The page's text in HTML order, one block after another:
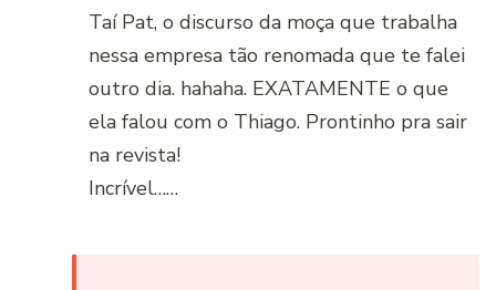
Taí Pat, o discurso da moça que trabalha
nessa empresa tão renomada que te falei
outro dia. hahaha. EXATAMENTE o que
ela falou com o Thiago. Prontinho pra sair
na revista!
Incrível……